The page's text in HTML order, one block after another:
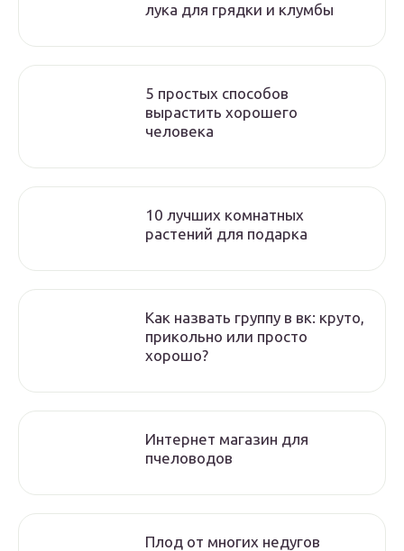
лука для грядки и клумбы
5 простых способов
вырастить хорошего
человека
10 лучших комнатных
растений для подарка
Как назвать группу в вк: круто,
прикольно или просто
хорошо?
Интернет магазин для
пчеловодов
Плод от многих недугов